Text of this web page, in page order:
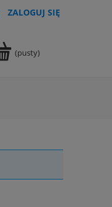
ZALOGUJ SIĘ
(pusty)